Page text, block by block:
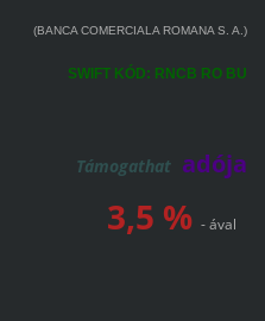
(BANCA COMERCIALA ROMANA S. A.)
SWIFT KÓD: RNCB RO BU
Támogathat adója
3,5 %- ával